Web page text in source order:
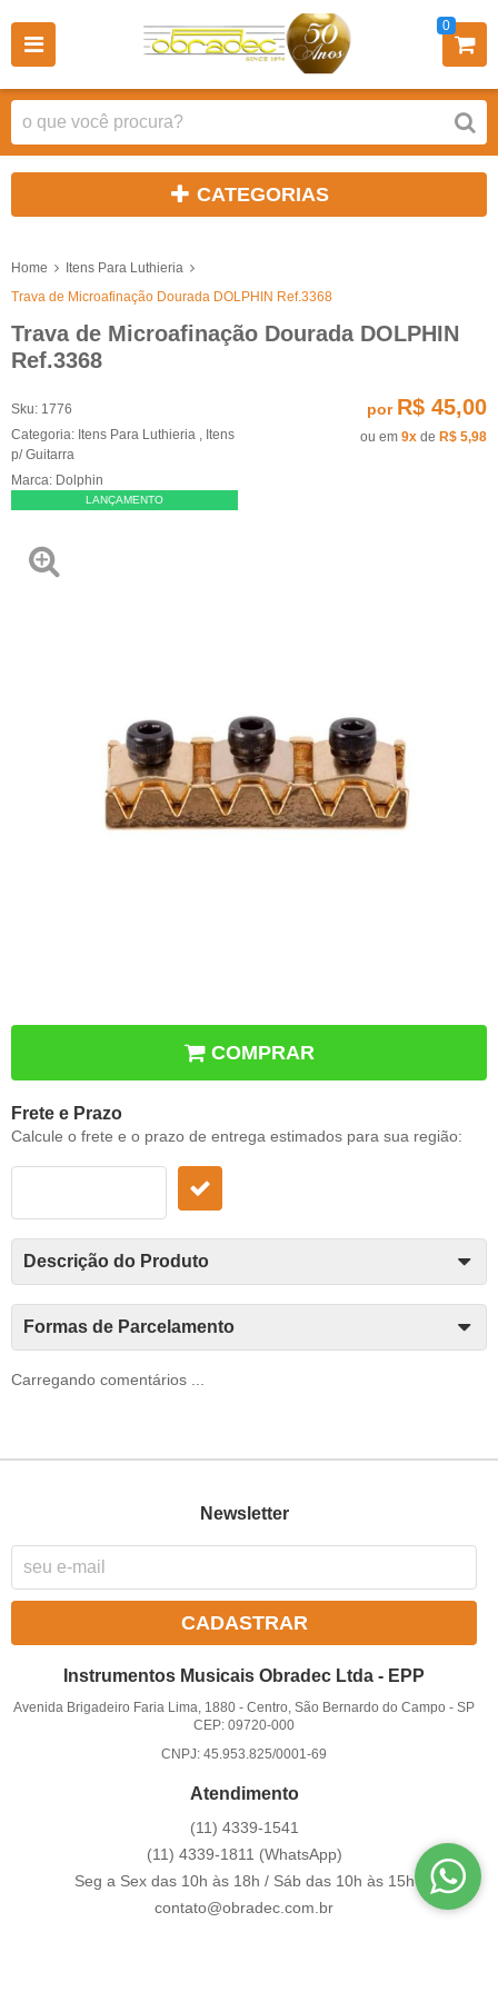
0
CATEGORIAS
Home
Itens Para Luthieria
Trava de Microafinação Dourada DOLPHIN Ref.3368
Trava de Microafinação Dourada DOLPHIN
Ref.3368
Sku: 1776
Categoria: Itens Para Luthieria
Itens
p/ Guitarra
Marca: Dolphin
LANÇAMENTO
por R$ 45,00
ou em 9x de R$ 5,98
COMPRAR
Frete e Prazo
Calcule o frete e o prazo de entrega estimados para sua região:
Descrição do Produto
Formas de Parcelamento
Carregando comentários ...
Newsletter
CADASTRAR
Instrumentos Musicais Obradec Ltda - EPP
Avenida Brigadeiro Faria Lima, 1880 -Centro, São Bernardo do Campo -SP
CEP: 09720-000
CNPJ: 45.953.825/0001-69
Atendimento
(11) 4339-1541
(11) 4339-1811 (WhatsApp)
Seg a Sex das 10h às 18h / Sáb das 10h às 15h
contato@obradec.com.br